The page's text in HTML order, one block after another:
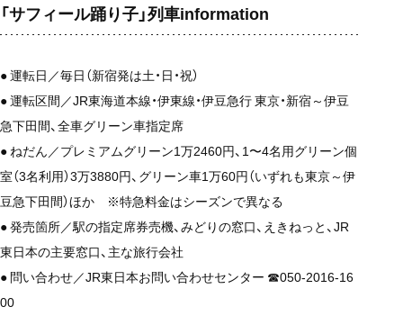
「サフィール踊り子」列車information
● 運転日／毎日（新宿発は土・日・祝）
● 運転区間／JR東海道本線・伊東線・伊豆急行 東京・新宿～伊豆
急下田間、全車グリーン車指定席
● ねだん／プレミアムグリーン1万2460円、1〜4名用グリーン個
室（3名利用）3万3880円、グリーン車1万60円（いずれも東京～伊
豆急下田間）ほか ※特急料金はシーズンで異なる
● 発売箇所／駅の指定席券売機、みどりの窓口、えきねっと、JR
東日本の主要窓口、主な旅行会社
● 問い合わせ／JR東日本お問い合わせセンター ☎050-2016-16
00